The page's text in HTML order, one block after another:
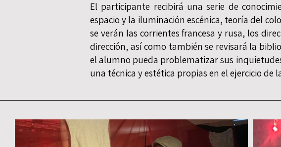
El participante recibirá una serie de
espacio y la iluminación escénica, teoría del
se verán las corrientes francesa y rusa, los
dirección, así como también se revisará la
el alumno pueda problematizar sus
una técnica y estética propias en el ejercicio de